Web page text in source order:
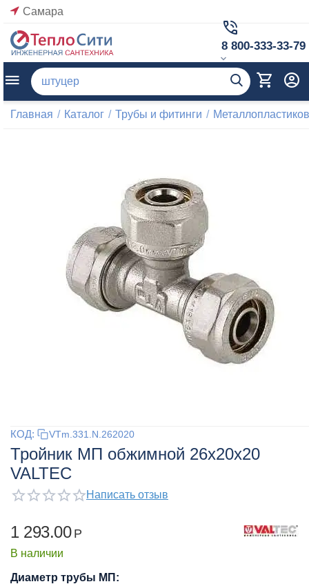
Самара
8 800-333-33-79
Главная / Каталог / Трубы и фитинги /
КОД: VTm.331.N.262020
Тройник МП обжимной 26x20x20
VALTEC
Написать отзыв
1 293.00 Р
В наличии
Диаметр трубы МП: